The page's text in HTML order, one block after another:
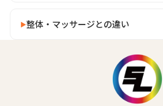
整体・マッサージとの違い